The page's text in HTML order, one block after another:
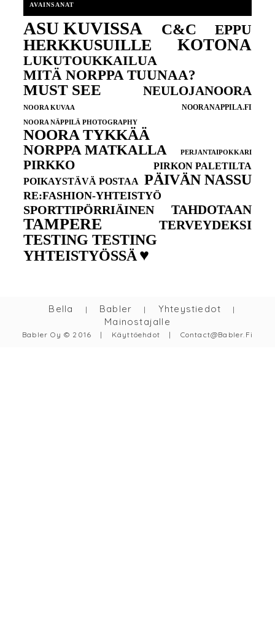
AVAINSANAT
ASU KUVISSA C&C EPPU
HERKKUSUILLE KOTONA
LUKUTOUKKAILUA
MITÄ NORPPA TUUNAA?
MUST SEE NEULOJANOORA
NOORA KUVAA NOORANAPPILA.FI
NOORA NÄPPILÄ PHOTOGRAPHY
NOORA TYKKÄÄ
NORPPA MATKALLA PERJANTAIPOKKARI
PIRKKO
PIRKON PALETILTA
POIKAYSTÄVÄ POSTAA PÄIVÄN NASSU
RE:FASHION-YHTEISTYÖ
SPORTTIPÖRRIÄINEN TAHDOTAAN
TAMPERE TERVEYDEKSI
TESTING TESTING
YHTEISTYÖSSÄ ♥
Bella | Babler | Yhteystiedot |
Mainostajalle
Babler Oy © 2016 | Käyttöehdot | Contact@babler.fi